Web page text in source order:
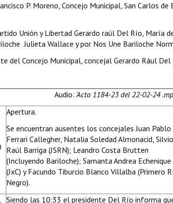
P. Moreno, Concejo Municipal, San Carlos
Unión y Libertad Gerardo raúl Del Río, María
Julieta Wallace y por Nos Une Bariloche
del Concejo Municipal, concejal Gerardo Rául Del
Audio: ‘Acta 1184-23 del 22-02-24
Apertura.
Se encuentran ausentes los concejales Juan Pablo
Ferrari Callegher, Natalia Soledad Almonacid, Silvio
Raúl Barriga (JSRN); Leandro Costa Brutten
(Incluyendo Bariloche); Samanta Andrea Echenique
(JxC) y Facundo Tiburcio Blanco Villalba (Primero
Negro).
Siendo las 10:33 el presidente Del Río informa